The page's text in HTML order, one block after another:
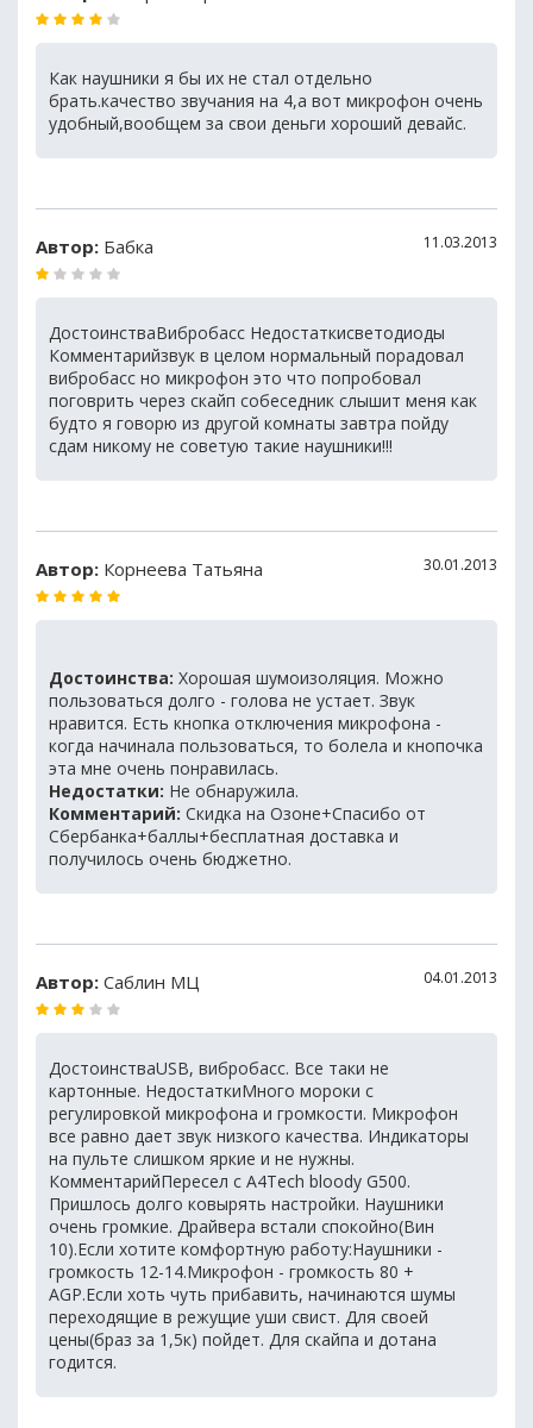
Как наушники я бы их не стал отдельно
брать.качество звучания на 4,а вот микрофон очень
удобный,вообщем за свои деньги хороший девайс.
Автор: Бабка 11.03.2013
ДостоинстваВибробасс Недостаткисветодиоды
Комментарийзвук в целом нормальный порадовал
вибробасс но микрофон это что попробовал
поговрить через скайп собеседник слышит меня как
будто я говорю из другой комнаты завтра пойду
сдам никому не советую такие наушники!!!
Автор: Корнеева Татьяна 30.01.2013
Достоинства: Хорошая шумоизоляция. Можно
пользоваться долго - голова не устает. Звук
нравится. Есть кнопка отключения микрофона -
когда начинала пользоваться, то болела и кнопочка
эта мне очень понравилась.
Недостатки: Не обнаружила.
Комментарий: Скидка на Озоне+Спасибо от
Сбербанка+баллы+бесплатная доставка и
получилось очень бюджетно.
Автор: Саблин МЦ 04.01.2013
ДостоинстваUSB, вибробасс. Все таки не
картонные. НедостаткиМного мороки с
регулировкой микрофона и громкости. Микрофон
все равно дает звук низкого качества. Индикаторы
на пульте слишком яркие и не нужны.
КомментарийПересел с A4Tech bloody G500.
Пришлось долго ковырять настройки. Наушники
очень громкие. Драйвера встали спокойно(Вин
10).Если хотите комфортную работу:Наушники -
громкость 12-14.Микрофон - громкость 80 +
AGP.Если хоть чуть прибавить, начинаются шумы
переходящие в режущие уши свист. Для своей
цены(браз за 1,5к) пойдет. Для скайпа и дотана
годится.